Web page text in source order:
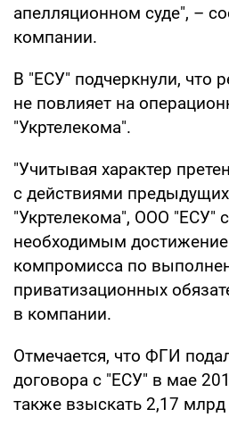
апелляционном суде", –
компании.
В "ЕСУ" подчеркнули, что
не повлияет на
"Укртелекома".
"Учитывая характер
с действиями
"Укртелекома", ООО "ЕСУ"
необходимым
компромисса по
приватизационных
в компании.
Отмечается, что ФГИ
договора с "ЕСУ" в мае
также взыскать 2,17 млрд